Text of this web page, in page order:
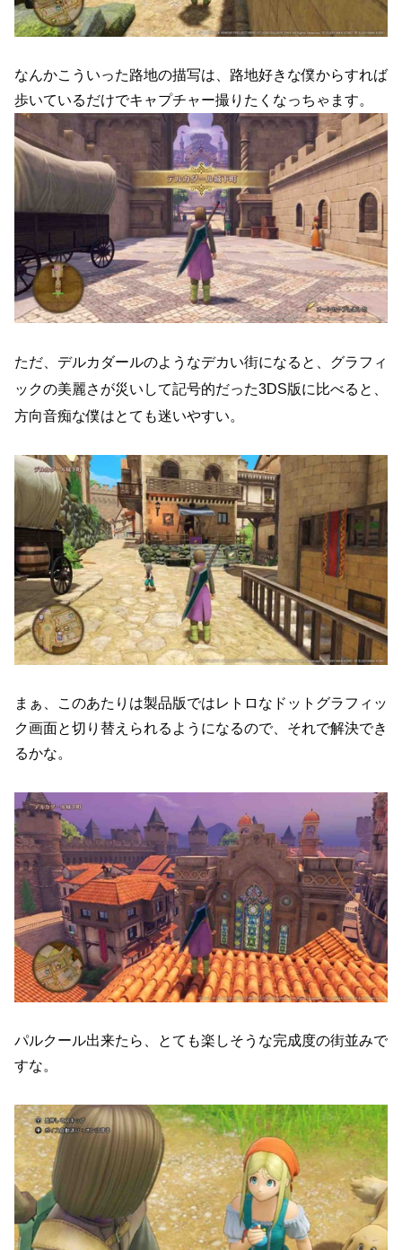
なんかこういった路地の描写は、路地好きな僕からすれば
歩いているだけでキャプチャー撮りたくなっちゃます。
ただ、デルカダールのようなデカい街になると、グラフィ
ックの美麗さが災いして記号的だった3DS版に比べると、
方向音痴な僕はとても迷いやすい。
まぁ、このあたりは製品版ではレトロなドットグラフィッ
ク画面と切り替えられるようになるので、それで解決でき
るかな。
パルクール出来たら、とても楽しそうな完成度の街並みで
すな。